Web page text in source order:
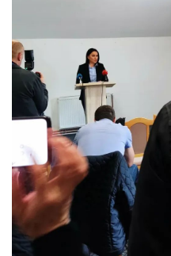
Извјештај о раду
Статут Општине
Скупштинско
Састав Скупштине
Службени Гласници